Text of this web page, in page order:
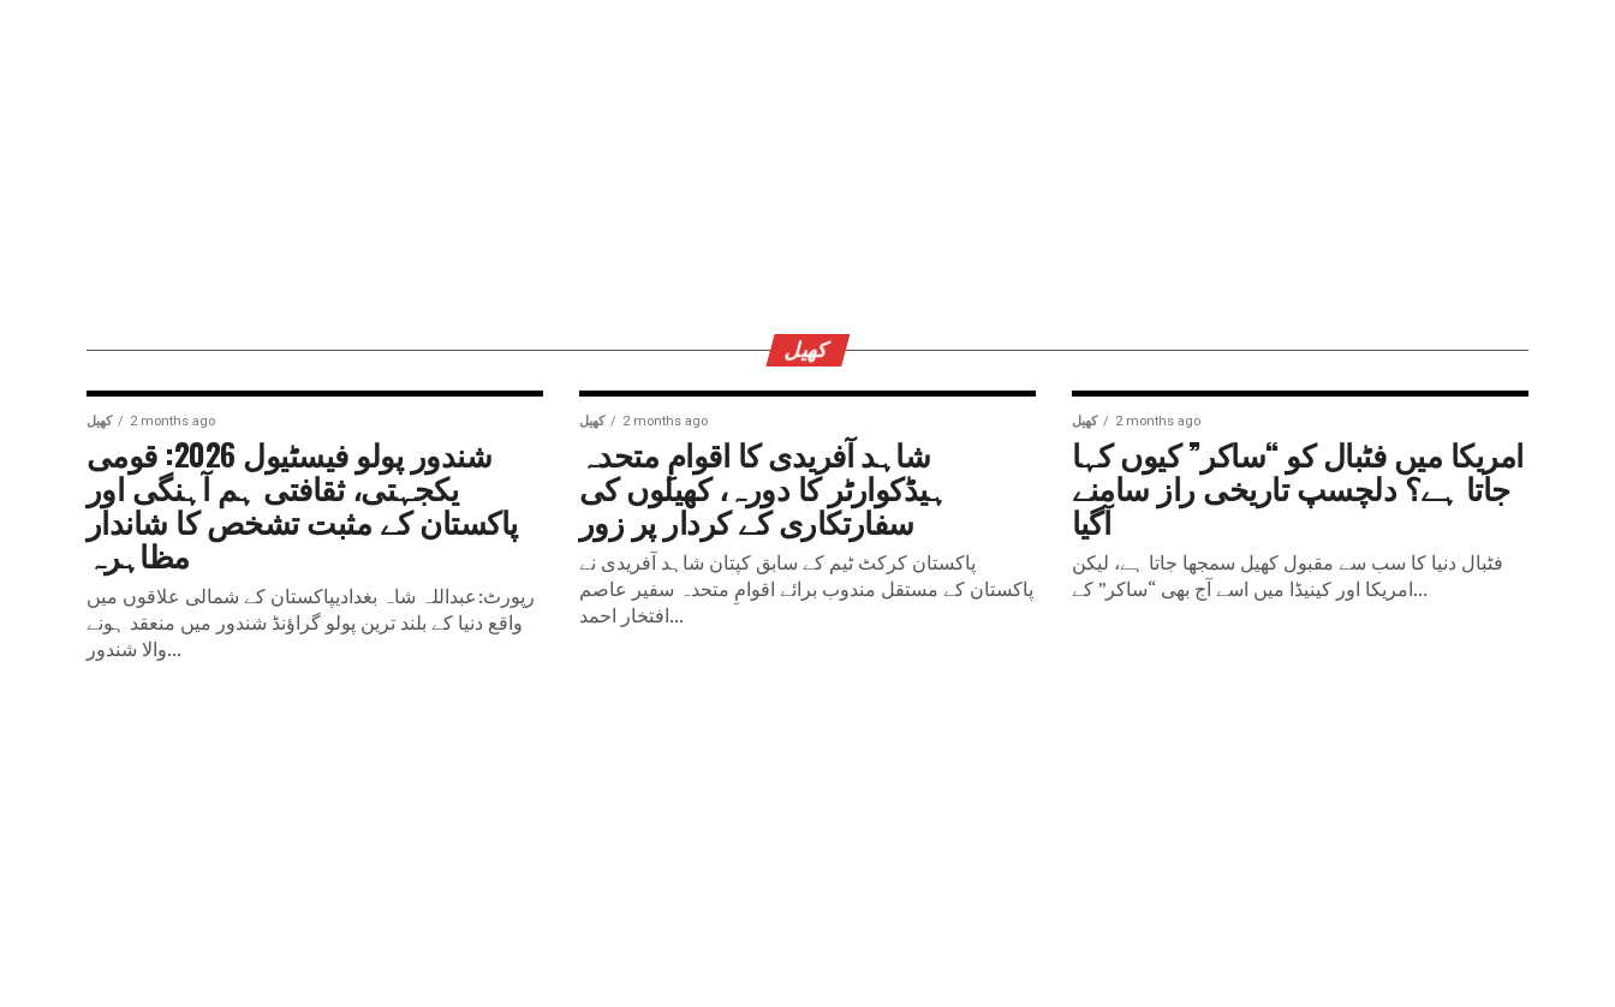
کھیل
کھیل 2 months ago
شندور پولو فیسٹیول 2026: قومی
یکجہتی، ثقافتی ہم آہنگی اور
پاکستان کے مثبت تشخص کا شاندار
مظاہرہ
رپورٹ:عبداللہ شاہ بغدادیپاکستان کے شمالی علاقوں میں
واقع دنیا کے بلند ترین پولو گراؤنڈ شندور میں منعقد ہونے
والا شندور...
کھیل 2 months ago
شاہد آفریدی کا اقوامِ متحدہ
ہیڈکوارٹر کا دورہ، کھیلوں کی
سفارتکاری کے کردار پر زور
پاکستان کرکٹ ٹیم کے سابق کپتان شاہد آفریدی نے
پاکستان کے مستقل مندوب برائے اقوامِ متحدہ سفیر عاصم
افتخار احمد...
کھیل 2 months ago
امریکا میں فٹبال کو “ساکر” کیوں کہا
جاتا ہے؟ دلچسپ تاریخی راز سامنے
آگیا
فٹبال دنیا کا سب سے مقبول کھیل سمجھا جاتا ہے، لیکن
امریکا اور کینیڈا میں اسے آج بھی “ساکر” کے...